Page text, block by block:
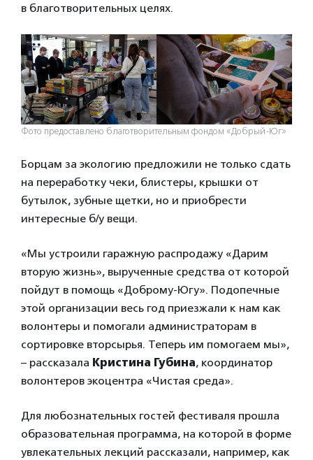
в благотворительных целях.
Фото предоставлено благотворительным фондом «Добрый-Юг»
Борцам за экологию предложили не только сдать
на переработку чеки, блистеры, крышки от
бутылок, зубные щетки, но и приобрести
интересные б/у вещи.
«Мы устроили гаражную распродажу «Дарим
вторую жизнь», вырученные средства от которой
пойдут в помощь «Доброму-Югу». Подопечные
этой организации весь год приезжали к нам как
волонтеры и помогали администраторам в
сортировке вторсырья. Теперь им помогаем мы»,
– рассказала Кристина Губина, координатор
волонтеров экоцентра «Чистая среда».
Для любознательных гостей фестиваля прошла
образовательная программа, на которой в форме
увлекательных лекций рассказали, например, как